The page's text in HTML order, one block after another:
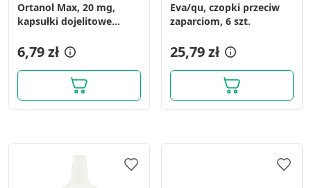
Ortanol Max, 20 mg,
kapsułki dojelitowe
6,79 zł
Eva/qu, czopki przeciw
zaparciom, 6 szt.
25,79 zł